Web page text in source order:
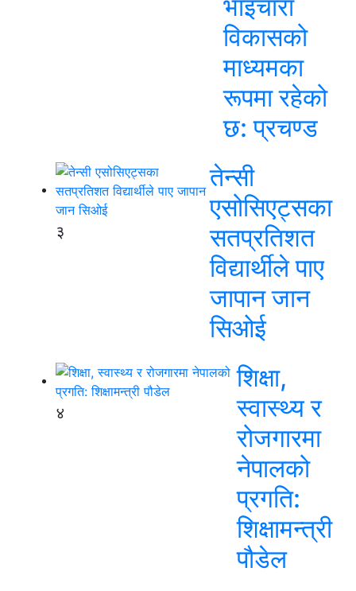
भाइचारा
विकासको
माध्यमका
रूपमा रहेको
छ: प्रचण्ड
३
तेन्सी
एसोसिएट्सका
सतप्रतिशत
विद्यार्थीले पाए
जापान जान
सिओई
४
शिक्षा,
स्वास्थ्य र
रोजगारमा
नेपालको
प्रगति:
शिक्षामन्त्री
पौडेल